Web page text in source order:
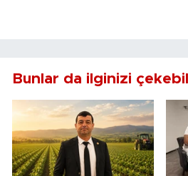
Bunlar da ilginizi